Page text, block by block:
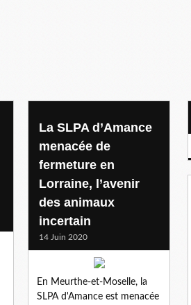
La SLPA d’Amance
menacée de
fermeture en
Lorraine, l’avenir
des animaux
incertain
14 Juin 2020
En Meurthe-et-Moselle, la
SLPA d'Amance est menacée